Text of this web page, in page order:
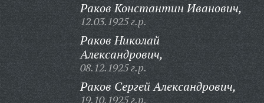
Раков Константин Иванович,
12.03.1925 г.р.
Раков Николай
Александрович,
08.12.1925 г.р.
Раков Сергей Александрович,
19.10.1925 г.р.